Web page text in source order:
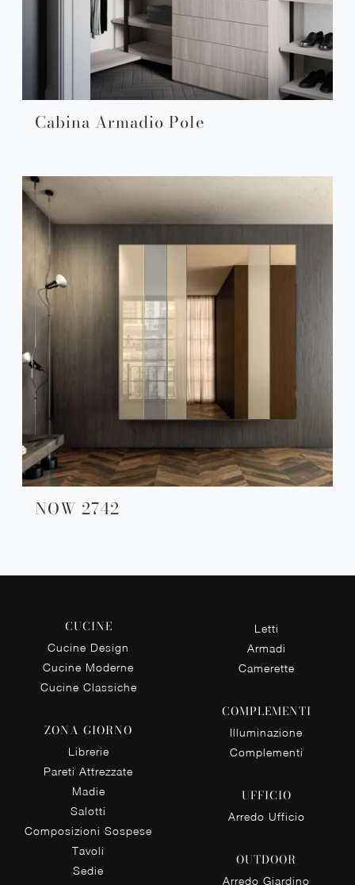
Cabina Armadio Pole
NOW 2742
CUCINE
Cucine Design
Cucine Moderne
Cucine Classiche
ZONA GIORNO
Librerie
Pareti Attrezzate
Madie
Salotti
Composizioni Sospese
Tavoli
Sedie
Letti
Armadi
Camerette
COMPLEMENTI
Illuminazione
Complementi
UFFICIO
Arredo Ufficio
OUTDOOR
Arredo Giardino